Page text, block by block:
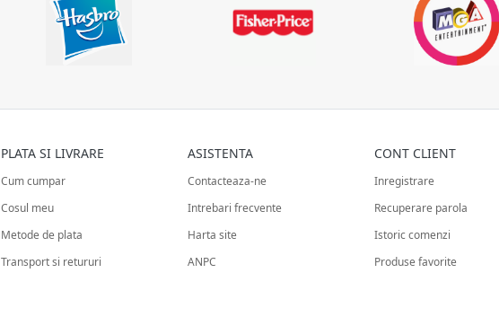
PLATA SI LIVRARE
Cum cumpar
Cosul meu
Metode de plata
Transport si retururi
ASISTENTA
Contacteaza-ne
Intrebari frecvente
Harta site
ANPC
CONT CLIENT
Inregistrare
Recuperare parola
Istoric comenzi
Produse favorite